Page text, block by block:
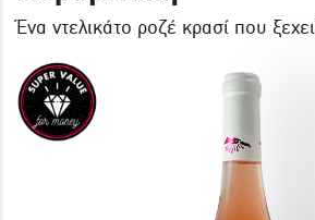
Να με θυμάσαι
ΕΙΣΟΔΟΣ ΜΕ
Ένα ντελικάτο ροζέ κρασί που